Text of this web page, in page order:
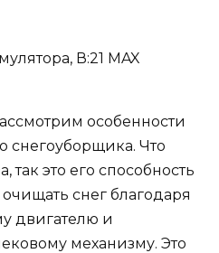
В:21 MAX
особенности
снегоуборщика. Что
так это его способность
снег благодаря
двигателю и
механизму. Это